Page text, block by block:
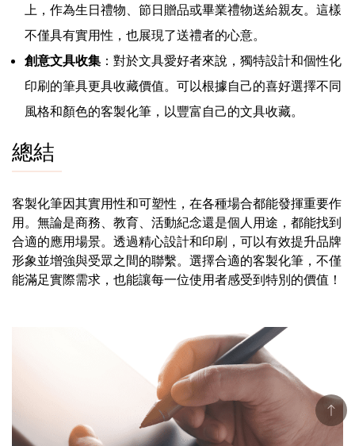
上，作為生日禮物、節日贈品或畢業禮物送給親友。這樣
不僅具有實用性，也展現了送禮者的心意。
創意文具收集 ：對於文具愛好者來說，獨特設計和個性化
印刷的筆具更具收藏價值。可以根據自己的喜好選擇不同
風格和顏色的客製化筆，以豐富自己的文具收藏。
總結
客製化筆因其實用性和可塑性，在各種場合都能發揮重要作
用。無論是商務、教育、活動紀念還是個人用途，都能找到
合適的應用場景。透過精心設計和印刷，可以有效提升品牌
形象並增強與受眾之間的聯繫。選擇合適的客製化筆，不僅
能滿足實際需求，也能讓每一位使用者感受到特別的價值！